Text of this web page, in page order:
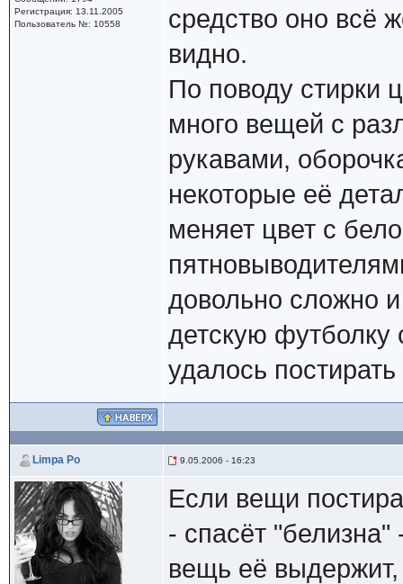
Регистрация: 13.11.2005
Пользователь №: 10558
средство оно всё
видно.
По поводу стирки
много вещей с
рукавами,
некоторые её
меняет цвет с
довольно сложно
детскую футболку
удалось
Limpa Po 9.05.2006 - 16:23
Если вещи
- спасёт
вещь её выдержит,